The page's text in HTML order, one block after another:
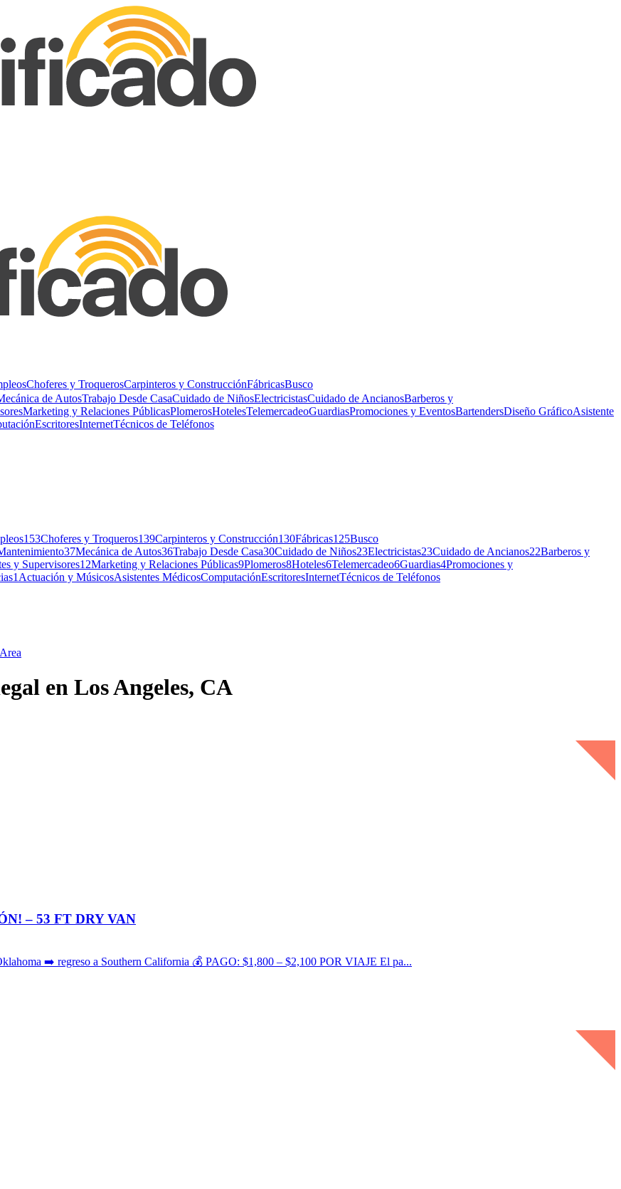
Choferes y TroquerosCarpinteros y ConstrucciónFábricasBusco
de AutosTrabajo Desde CasaCuidado de NiñosElectricistasCuidado de AncianosBarberos y
Marketing y Relaciones PúblicasPlomerosHotelesTelemercadeoGuardiasPromociones y EventosBartendersDiseño GráficoAsistente
EscritoresInternetTécnicos de Teléfonos
153Choferes y Troqueros139Carpinteros y Construcción130Fábricas125Busco
37Mecánica de Autos36Trabajo Desde Casa30Cuidado de Niños23Electricistas23Cuidado de Ancianos22Barberos y
y Supervisores12Marketing y Relaciones Públicas9Plomeros8Hoteles6Telemercadeo6Guardias4Promociones y
1Actuación y MúsicosAsistentes MédicosComputaciónEscritoresInternetTécnicos de Teléfonos
en Los Angeles, CA
– 53 FT DRY VAN
➡️ regreso a Southern California 💰 PAGO: $1,800 – $2,100 POR VIAJE El pa...